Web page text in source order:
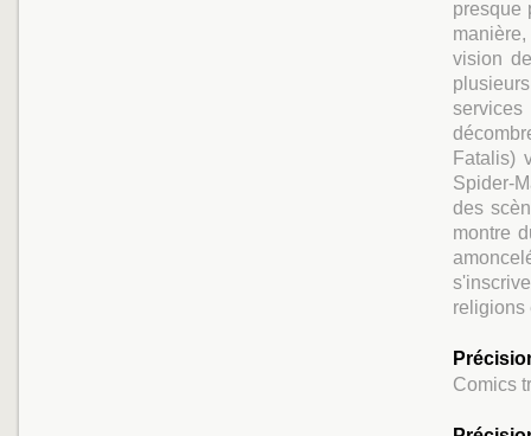
presque
vision
services
Fatalis)
Spider-
des
montre
religions
Comics